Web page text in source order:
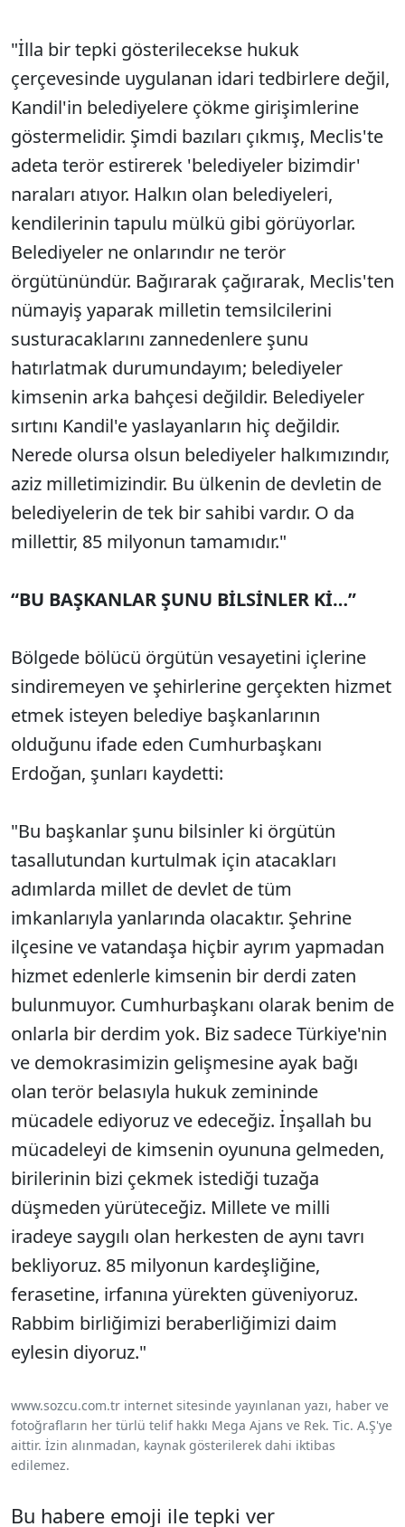
"İlla bir tepki gösterilecekse hukuk
çerçevesinde uygulanan idari tedbirlere değil,
Kandil'in belediyelere çökme girişimlerine
göstermelidir. Şimdi bazıları çıkmış, Meclis'te
adeta terör estirerek 'belediyeler bizimdir'
naraları atıyor. Halkın olan belediyeleri,
kendilerinin tapulu mülkü gibi görüyorlar.
Belediyeler ne onlarındır ne terör
örgütünündür. Bağırarak çağırarak, Meclis'ten
nümayiş yaparak milletin temsilcilerini
susturacaklarını zannedenlere şunu
hatırlatmak durumundayım; belediyeler
kimsenin arka bahçesi değildir. Belediyeler
sırtını Kandil'e yaslayanların hiç değildir.
Nerede olursa olsun belediyeler halkımızındır,
aziz milletimizindir. Bu ülkenin de devletin de
belediyelerin de tek bir sahibi vardır. O da
millettir, 85 milyonun tamamıdır."
“BU BAŞKANLAR ŞUNU BİLSİNLER Kİ…”
Bölgede bölücü örgütün vesayetini içlerine
sindiremeyen ve şehirlerine gerçekten hizmet
etmek isteyen belediye başkanlarının
olduğunu ifade eden Cumhurbaşkanı
Erdoğan, şunları kaydetti:
"Bu başkanlar şunu bilsinler ki örgütün
tasallutundan kurtulmak için atacakları
adımlarda millet de devlet de tüm
imkanlarıyla yanlarında olacaktır. Şehrine
ilçesine ve vatandaşa hiçbir ayrım yapmadan
hizmet edenlerle kimsenin bir derdi zaten
bulunmuyor. Cumhurbaşkanı olarak benim de
onlarla bir derdim yok. Biz sadece Türkiye'nin
ve demokrasimizin gelişmesine ayak bağı
olan terör belasıyla hukuk zemininde
mücadele ediyoruz ve edeceğiz. İnşallah bu
mücadeleyi de kimsenin oyununa gelmeden,
birilerinin bizi çekmek istediği tuzağa
düşmeden yürüteceğiz. Millete ve milli
iradeye saygılı olan herkesten de aynı tavrı
bekliyoruz. 85 milyonun kardeşliğine,
ferasetine, irfanına yürekten güveniyoruz.
Rabbim birliğimizi beraberliğimizi daim
eylesin diyoruz."
www.sozcu.com.tr internet sitesinde yayınlanan yazı, haber ve
fotoğrafların her türlü telif hakkı Mega Ajans ve Rek. Tic. A.Ş'ye
aittir. İzin alınmadan, kaynak gösterilerek dahi iktibas
edilemez.
Bu habere emoji ile tepki ver